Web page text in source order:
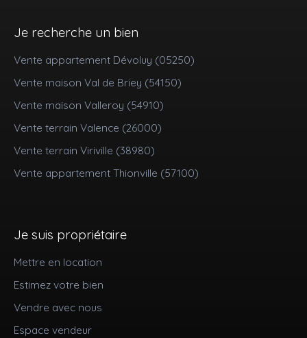
Je recherche un bien
Vente appartement Dévoluy (05250)
Vente maison Val de Briey (54150)
Vente maison Valleroy (54910)
Vente terrain Valence (26000)
Vente terrain Viriville (38980)
Vente appartement Thionville (57100)
Je suis propriétaire
Mettre en location
Estimez votre bien
Vendre avec nous
Espace vendeur